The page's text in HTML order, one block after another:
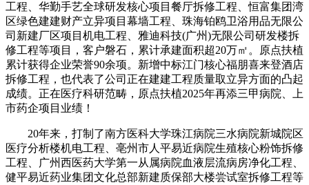
工程、华勤手艺全球研发核心项目餐厅拆修工程、恒富集团湾
区绿色建建财产立异项目幕墙工程、珠海铂鸥卫浴用品无限公
司新建厂区项目机电工程、雅迪科技(广州)无限公司研发楼拆
修工程等项目，客户磐石，累计承建面积超20万㎡。原点扶植
累计获得企业荣誉90余项。新增中标江门核心福朋喜来登酒店
拆修工程，也代表了公司正在建建工程质量取立异方面的凸起
成绩。正在医疗科研范畴，原点扶植2025年再添三甲病院、上
市药企项目业绩！
20年来，打制了南方医科大学珠江病院三水病院新城院区
医疗分析楼机电工程、亳州市人平易近病院生殖核心粉饰拆修
工程、广州西医药大学第一从属病院血液层流病房净化工程、
健平易近药业集团文化总部新建质保部大楼尝试室拆修工程等